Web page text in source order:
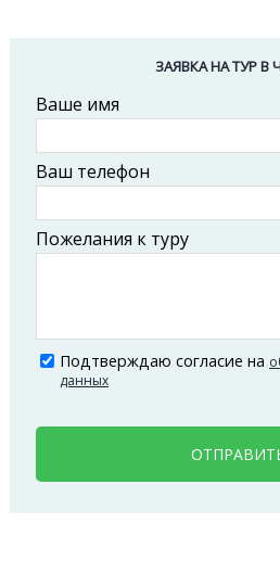
ЗАЯВКА НА ТУР В
Ваше имя
Ваш телефон
Пожелания к туру
Подтверждаю согласие на
данных